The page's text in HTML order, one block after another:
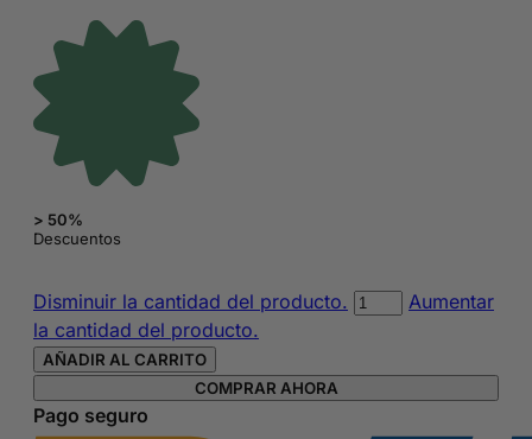
> 50%
Descuentos
Disminuir la cantidad del producto. EsmalteAumentar
la cantidad del producto.
AÑADIR AL CARRITO
COMPRAR AHORA
Pago seguro